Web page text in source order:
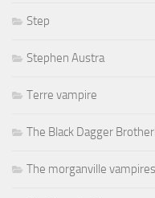
Step
Stephen Austra
Terre vampire
The Black Dagger
The morganville vampires